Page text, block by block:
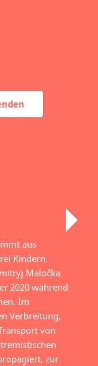
aus
Kindern.
Maločka
2020 während
Im
Verbreitung,
von
zur